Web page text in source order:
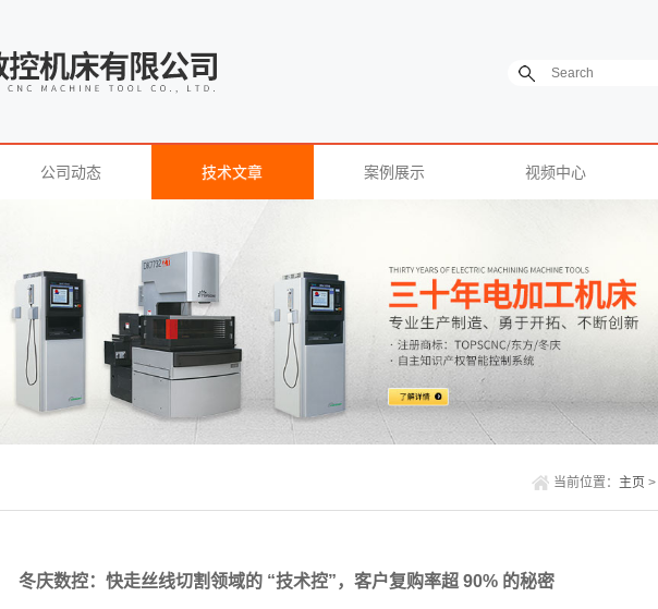
公司动态 技术文章 案例展示 视频中心
当前位置： 主页 >
冬庆数控：快走丝线切割领域的 “技术控”，客户复购率超 90% 的秘密